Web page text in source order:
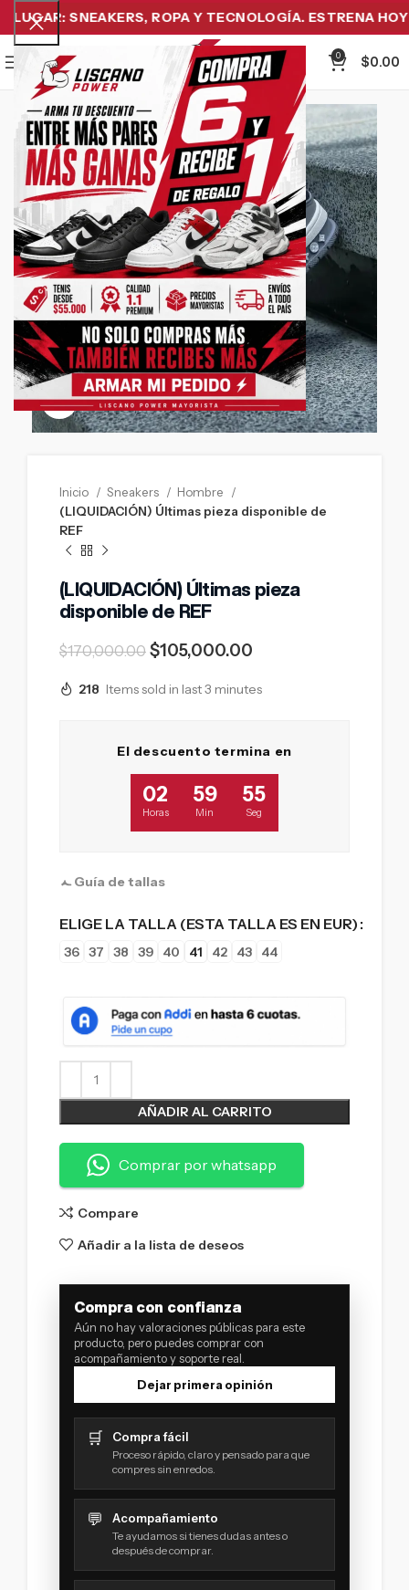
SNEAKERS, ROPA Y TECNOLOGÍA. ESTRENA HOY Y
Menu
0
$0.00
-38%
Click to enlarge
Inicio Sneakers
Hombre
(LIQUIDACIÓN) Últimas pieza disponible de
REF
(LIQUIDACIÓN) Últimas pieza
disponible de REF
$170,000.00 $105,000.00
218 Items sold in last 3 minutes
El descuento termina en
02
Horas
59
Min
54
Seg
Guía de tallas
ELIGE LA TALLA (ESTA TALLA ES EN EUR)
36 37 38 39 40 41 42 43 44
AÑADIR AL CARRITO
Comprar por whatsapp
Compare
Añadir a la lista de deseos
Compra con confianza
Aún no hay valoraciones públicas para este
producto, pero puedes comprar con
acompañamiento y soporte real.
Dejar primera opinión
🛒 Compra fácil
Proceso rápido, claro y pensado para que
compres sin enredos.
💬 Acompañamiento
Te ayudamos si tienes dudas antes o
después de comprar.